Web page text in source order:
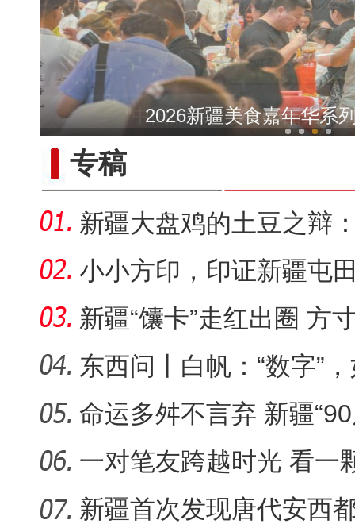
【与你为邻】俄罗斯博士后
昆玉90名青年奔赴康西瓦：
2026新疆美食嘉年华系
专稿
新疆大盘鸡的土豆之辩
套“标准答
小小方印，印证新疆屯
新疆“馕卡”走红出圈 方
旅名片
东西问丨白帆：“数字”
又出
命运多舛不言弃 新疆
守艺
一对笔友跨越时光 看一
何生长
新疆首次发现唐代安西